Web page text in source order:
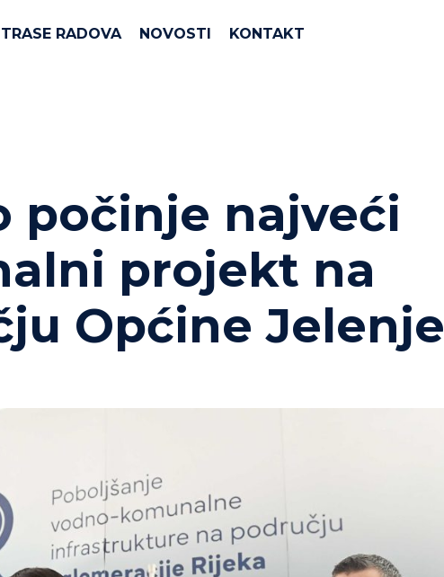
TRASE RADOVA NOVOSTI KONTAKT
počinje najveći
projekt na
Općine Jelenje